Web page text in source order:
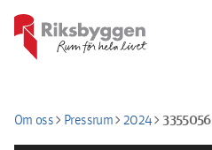
Om osschevron_rightPressrumchevron_right2024chevron_right3355056